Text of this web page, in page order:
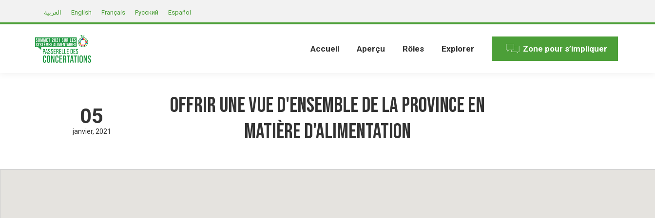
العربية English Français Русский Español
Accueil Aperçu Rôles Explorer Zone pour s’impliquer
05
janvier 2021
Offrir une vue d'ensemble de la province en
matière d'alimentation